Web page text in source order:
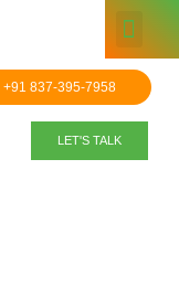
+91 837-395-7958
LET'S TALK